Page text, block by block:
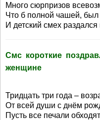
Много сюрпризов
Что б полной чашей, был
И детский смех
Смс короткие
женщине
Тридцать три года –
От всей души с днём
Пусть все печали